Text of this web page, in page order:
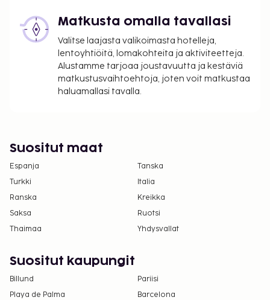
suoritettavat maksut. Maksuihin saattaa sisältyä
sovellettavat verot:
Kaupungin perimä vero: 1.65 EUR per henkilö
per yö. Tätä veroa ei peritä alle 18 vuotta
vanhoilta lapsilta.
henkilö
Aikainen sisäänkirjautuminen on saatavilla
lisämaksusta (saatavuuden mukaan)
Kansallisten määräysten vuoksi käteismaksut
eivät voi ylittää 1000 EUR:n suuruista summaa
tässä majoituspaikassa. Saat lisätietoja asiasta
Matkusta omalla tavallasi
Valitse laajasta valikoimasta hotelleja,
lentoyhtiöitä, lomakohteita ja aktiviteetteja.
Alustamme tarjoaa joustavuutta ja kestäviä
matkustusvaihtoehtoja, joten voit matkustaa
haluamallasi tavalla.
Suositut maat
Espanja
Tanska
Turkki
Italia
Ranska
Kreikka
Saksa
Ruotsi
Thaimaa
Yhdysvallat
Suositut kaupungit
Billund
Pariisi
Playa de Palma
Barcelona